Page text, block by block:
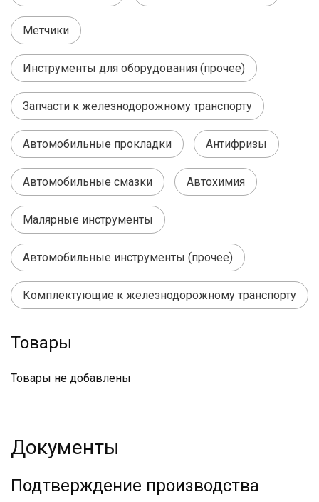
Метчики
Инструменты для оборудования (прочее)
Запчасти к железнодорожному транспорту
Автомобильные прокладки Антифризы
Автомобильные смазки Автохимия
Малярные инструменты
Автомобильные инструменты (прочее)
Комплектующие к железнодорожному транспорту
Товары
Товары не добавлены
Документы
Подтверждение производства